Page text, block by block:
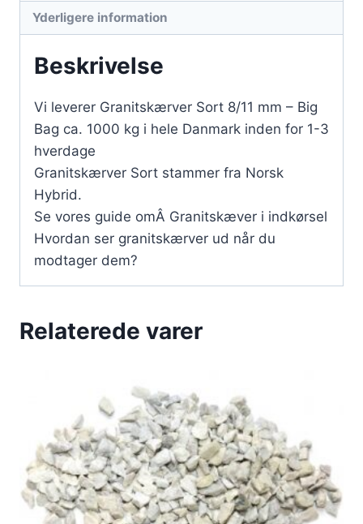
Yderligere information
Beskrivelse
Vi leverer Granitskærver Sort 8/11 mm – Big
Bag ca. 1000 kg i hele Danmark inden for 1-3
hverdage
Granitskærver Sort stammer fra Norsk
Hybrid.
Se vores guide omÂ Granitskæver i indkørsel
Hvordan ser granitskærver ud når du
modtager dem?
Relaterede varer